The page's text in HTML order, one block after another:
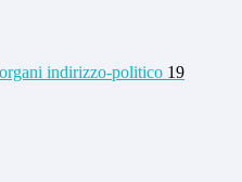
indirizzo-politico 19